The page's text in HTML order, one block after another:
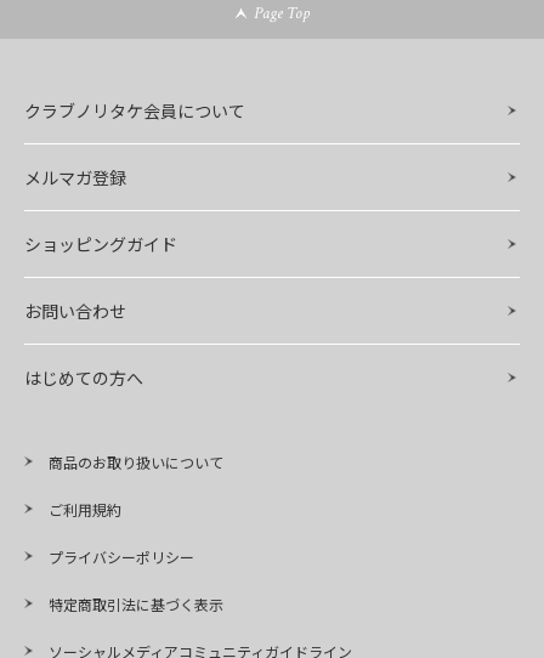
Page Top
クラブノリタケ会員について
メルマガ登録
ショッピングガイド
お問い合わせ
はじめての方へ
商品のお取り扱いについて
ご利用規約
プライバシーポリシー
特定商取引法に基づく表示
ソーシャルメディアコミュニティガイドライン